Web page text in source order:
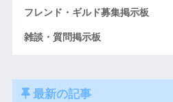
フレンド・ギルド募集掲示板
雑談・質問掲示板
最新の記事